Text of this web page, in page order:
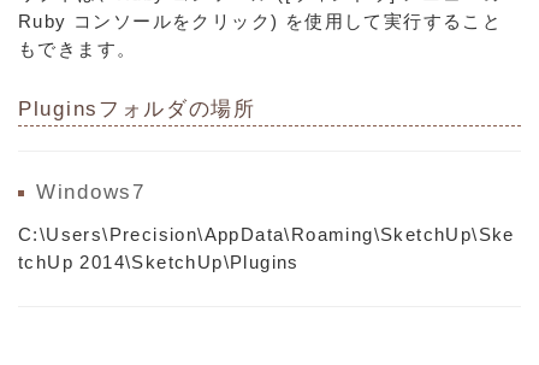
Ruby コンソールをクリック) を使用して実行すること
もできます。
Pluginsフォルダの場所
Windows7
C:\Users\Precision\AppData\Roaming\SketchUp\Ske
tchUp 2014\SketchUp\Plugins